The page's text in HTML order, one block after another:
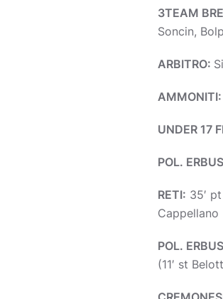
3TEAM
Soncin,
ARBITRO:
AMMONITI:
UNDER 17
POL.
RETI: 35′
Cappellano
POL.
(11′ st